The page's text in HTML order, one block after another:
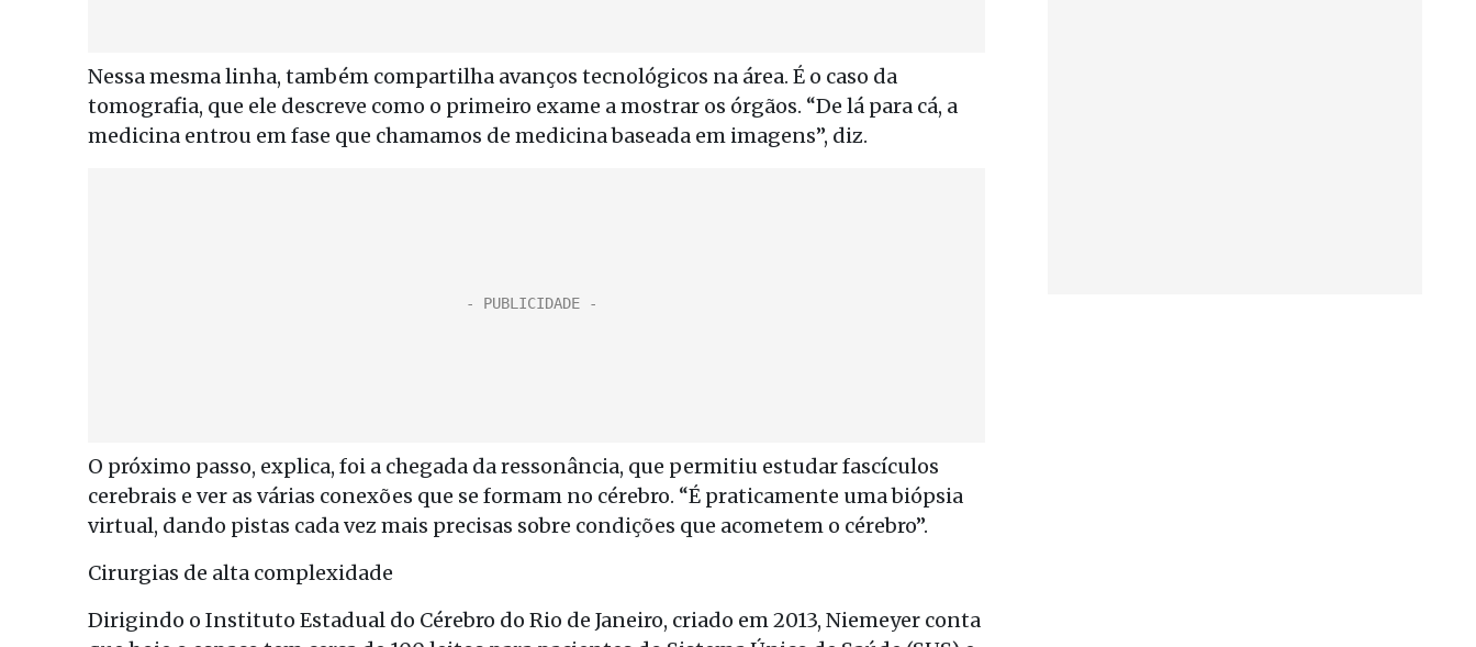
Nessa mesma linha, também compartilha avanços tecnológicos na área. É o caso da
tomografia, que ele descreve como o primeiro exame a mostrar os órgãos. “De lá para cá, a
medicina entrou em fase que chamamos de medicina baseada em imagens”, diz.
O próximo passo, explica, foi a chegada da ressonância, que permitiu estudar fascículos
cerebrais e ver as várias conexões que se formam no cérebro. “É praticamente uma biópsia
virtual, dando pistas cada vez mais precisas sobre condições que acometem o cérebro”.
Cirurgias de alta complexidade
Dirigindo o Instituto Estadual do Cérebro do Rio de Janeiro, criado em 2013, Niemeyer conta